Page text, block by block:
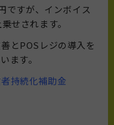
ですが、インボイス
せされます。
とPOSレジの導入を
ます。
持続化補助金